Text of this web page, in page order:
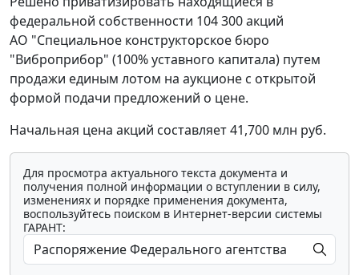
федеральной собственности 104 300 акций
АО "Специальное конструкторское бюро
"Виброприбор" (100% уставного капитала) путем
продажи единым лотом на аукционе с открытой
формой подачи предложений о цене.
Начальная цена акций составляет 41,700 млн руб.
Для просмотра актуального текста документа и
получения полной информации о вступлении в силу,
изменениях и порядке применения документа,
воспользуйтесь поиском в Интернет-версии системы
ГАРАНТ: